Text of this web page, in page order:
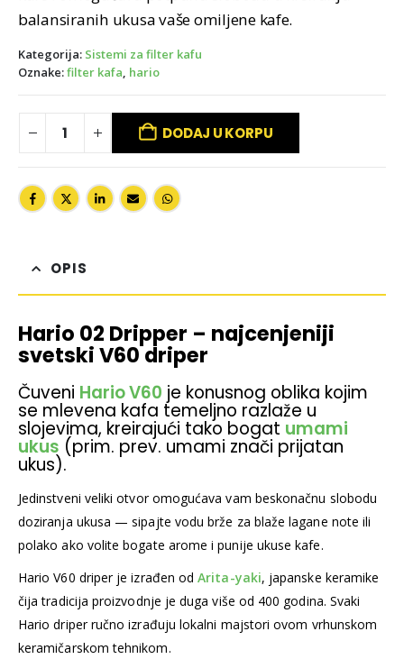
balansiranih ukusa vaše omiljene kafe.
Kategorija: Sistemi za filter kafu
Oznake:filter kafa, hario
DODAJ U KORPU
OPIS
Hario 02 Dripper – najcenjeniji
svetski V60 driper
Čuveni Hario V60 je konusnog oblika kojim
se mlevena kafa temeljno razlaže u
slojevima, kreirajući tako bogat umami
ukus (prim. prev. umami znači prijatan
ukus).
Jedinstveni veliki otvor omogućava vam beskonačnu slobodu
doziranja ukusa — sipajte vodu brže za blaže lagane note ili
polako ako volite bogate arome i punije ukuse kafe.
Hario V60 driper je izrađen odArita-yaki, japanske keramike
čija tradicija proizvodnje je duga više od 400 godina. Svaki
Hario driper ručno izrađuju lokalni majstori ovom vrhunskom
keramičarskom tehnikom.